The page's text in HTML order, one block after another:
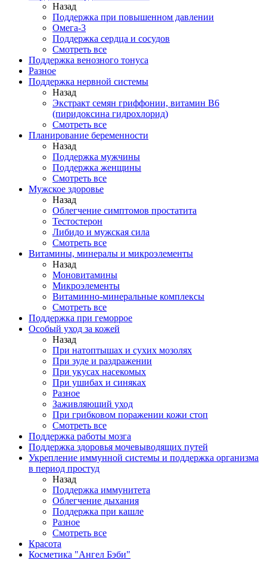
Назад
Поддержка при повышенном давлении
Омега-3
Поддержка сердца и сосудов
Смотреть все
Поддержка венозного тонуса
Разное
Поддержка нервной системы
Назад
Экстракт семян гриффонии, витамин В6
(пиридоксина гидрохлорид)
Смотреть все
Планирование беременности
Назад
Поддержка мужчины
Поддержка женщины
Смотреть все
Мужское здоровье
Назад
Облегчение симптомов простатита
Тестостерон
Либидо и мужская сила
Смотреть все
Витамины, минералы и микроэлементы
Назад
Моновитамины
Микроэлементы
Витаминно-минеральные комплексы
Смотреть все
Поддержка при геморрое
Особый уход за кожей
Назад
При натоптышах и сухих мозолях
При зуде и раздражении
При укусах насекомых
При ушибах и синяках
Разное
Заживляющий уход
При грибковом поражении кожи стоп
Смотреть все
Поддержка работы мозга
Поддержка здоровья мочевыводящих путей
Укрепление иммунной системы и поддержка организма
в период простуд
Назад
Поддержка иммунитета
Облегчение дыхания
Поддержка при кашле
Разное
Смотреть все
Красота
Косметика "Ангел Бэби"